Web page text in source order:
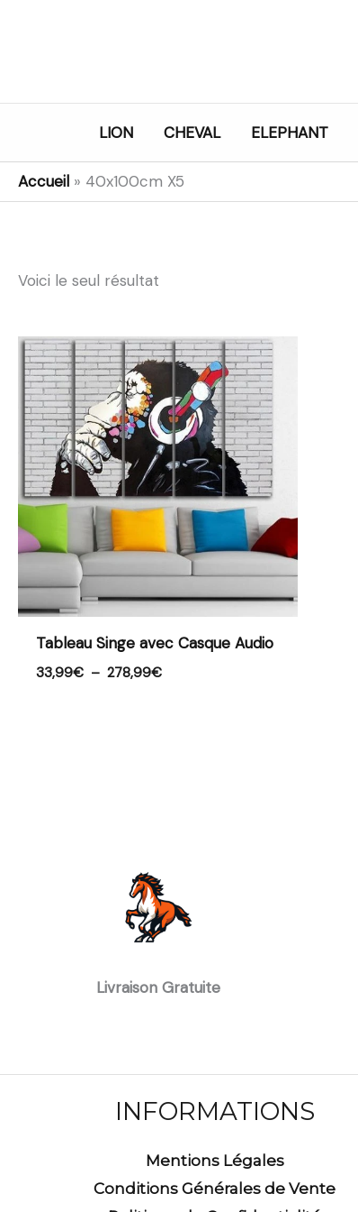
LION CHEVAL ELEPHANT
Accueil » 40x100cm X5
Voici le seul résultat
Tableau Singe avec Casque Audio
33,99€ – 278,99€
Plage
de
33,99€
à
278,99€
Livraison Gratuite
INFORMATIONS
Mentions Légales
Conditions Générales de Vente